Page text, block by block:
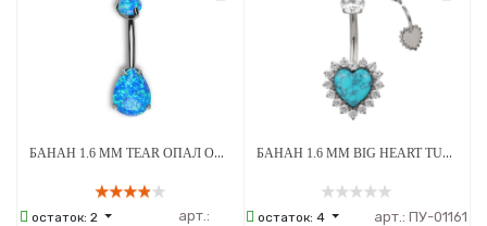
БАНАН 1.6 ММ TEAR ОПАЛ OP-05 5*8 ММ ВНУТРЕННЯЯ РЕЗЬБА ТИТАН
остаток:2
арт.:
БАНАН 1.6 ММ BIG HEART TURQUOISE STEEL CRYSTAL ВНУТРЕННЯЯ РЕЗЬБА ТИТАН
остаток:4 арт.: ПУ-01161